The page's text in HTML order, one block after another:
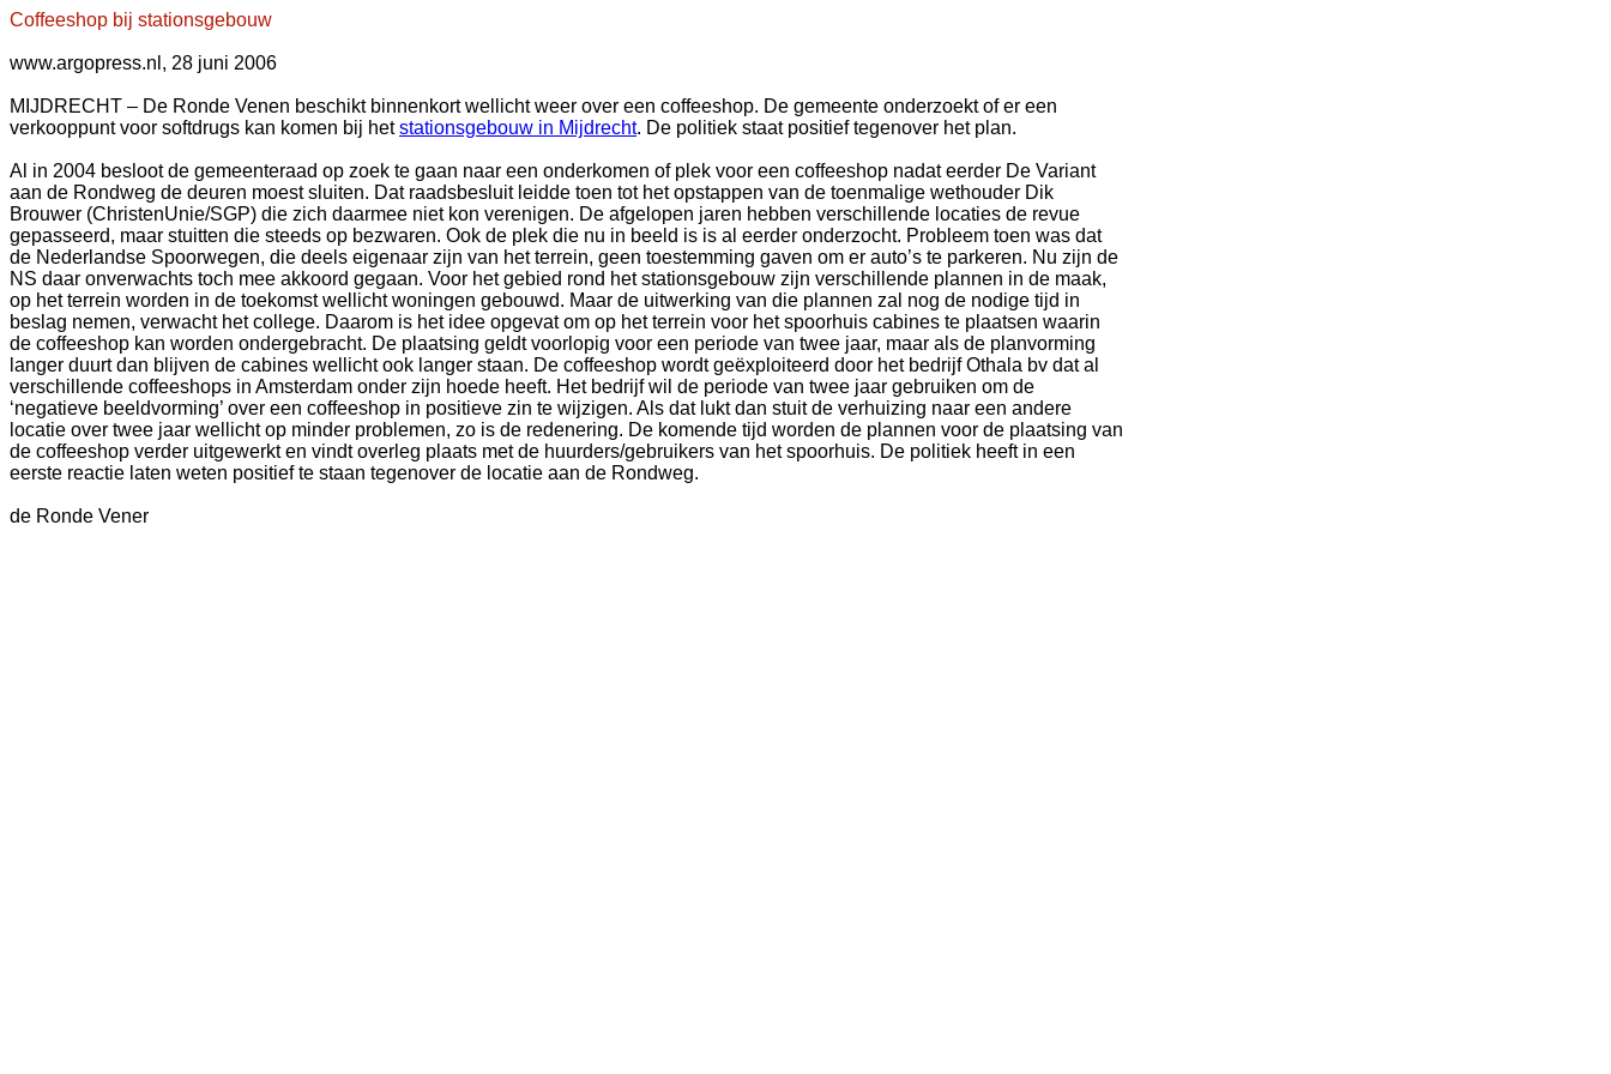
Coffeeshop bij stationsgebouw
www.argopress.nl, 28 juni 2006
MIJDRECHT – De Ronde Venen beschikt binnenkort wellicht weer over een coffeeshop. De gemeente onderzoekt of er een
verkooppunt voor softdrugs kan komen bij hetstationsgebouw in Mijdrecht. De politiek staat positief tegenover het plan.
Al in 2004 besloot de gemeenteraad op zoek te gaan naar een onderkomen of plek voor een coffeeshop nadat eerder De Variant
aan de Rondweg de deuren moest sluiten. Dat raadsbesluit leidde toen tot het opstappen van de toenmalige wethouder Dik
Brouwer (ChristenUnie/SGP) die zich daarmee niet kon verenigen. De afgelopen jaren hebben verschillende locaties de revue
gepasseerd, maar stuitten die steeds op bezwaren. Ook de plek die nu in beeld is is al eerder onderzocht. Probleem toen was dat
de Nederlandse Spoorwegen, die deels eigenaar zijn van het terrein, geen toestemming gaven om er auto’s te parkeren. Nu zijn de
NS daar onverwachts toch mee akkoord gegaan. Voor het gebied rond het stationsgebouw zijn verschillende plannen in de maak,
op het terrein worden in de toekomst wellicht woningen gebouwd. Maar de uitwerking van die plannen zal nog de nodige tijd in
beslag nemen, verwacht het college. Daarom is het idee opgevat om op het terrein voor het spoorhuis cabines te plaatsen waarin
de coffeeshop kan worden ondergebracht. De plaatsing geldt voorlopig voor een periode van twee jaar, maar als de planvorming
langer duurt dan blijven de cabines wellicht ook langer staan. De coffeeshop wordt geëxploiteerd door het bedrijf Othala bv dat al
verschillende coffeeshops in Amsterdam onder zijn hoede heeft. Het bedrijf wil de periode van twee jaar gebruiken om de
‘negatieve beeldvorming’ over een coffeeshop in positieve zin te wijzigen. Als dat lukt dan stuit de verhuizing naar een andere
locatie over twee jaar wellicht op minder problemen, zo is de redenering. De komende tijd worden de plannen voor de plaatsing van
de coffeeshop verder uitgewerkt en vindt overleg plaats met de huurders/gebruikers van het spoorhuis. De politiek heeft in een
eerste reactie laten weten positief te staan tegenover de locatie aan de Rondweg.
de Ronde Vener